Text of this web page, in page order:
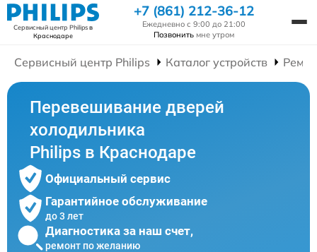
Сервисный центр Philipsв
Краснодаре
+7 (861) 212-36-12
Ежедневно с 9:00 до 21:00
Позвонить мне утром
Сервисный центр Philips Каталог устройств
Перевешивание дверей
холодильника
Philips в Краснодаре
Официальный сервис
Гарантийное обслуживание
до 3 лет
Диагностика за наш счет,
ремонт по желанию